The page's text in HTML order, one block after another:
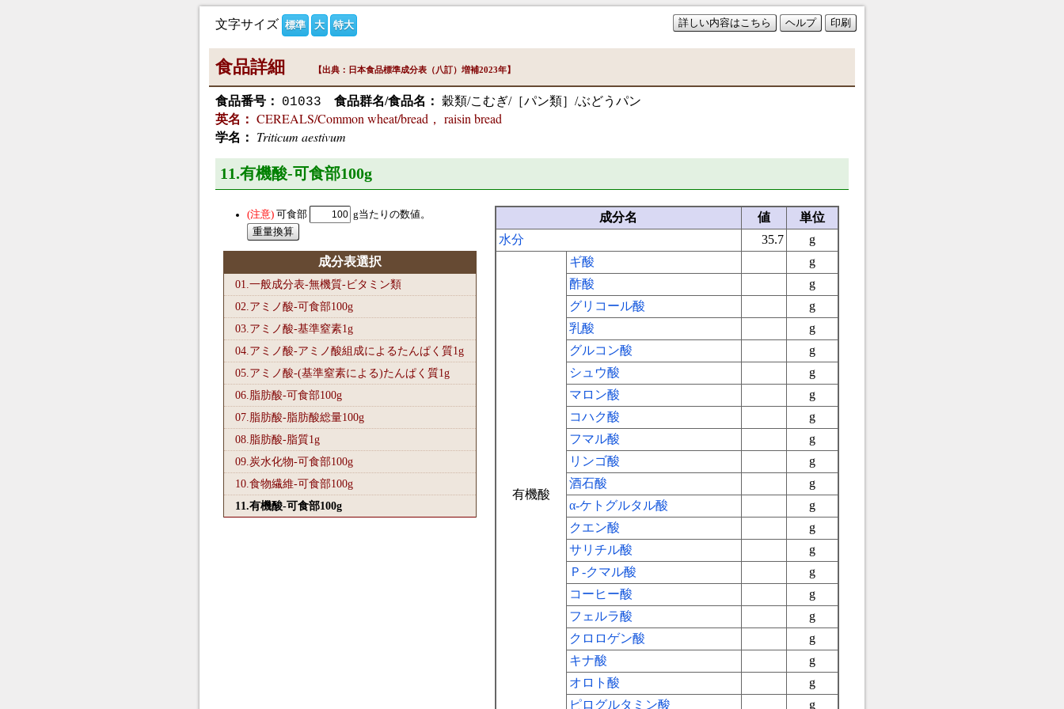
詳しい内容はこちら ヘルプ 印刷
文字サイズ 標準 大 特大
食品詳細 【出典：日本食品標準成分表（八訂）増補2023年】
食品番号： 01033 食品群名/食品名： 穀類/こむぎ/［パン類］/ぶどうパン
英名： CEREALS/Common wheat/bread， raisin bread
学名： Triticum aestivum
11.有機酸-可食部100g
可食部 g当たりの数値。
成分表選択
01.一般成分表-無機質-ビタミン類
02.アミノ酸-可食部100g
03.アミノ酸-基準窒素1g
04.アミノ酸-アミノ酸組成によるたんぱく質1g
05.アミノ酸-(基準窒素による)たんぱく質1g
06.脂肪酸-可食部100g
07.脂肪酸-脂肪酸総量100g
08.脂肪酸-脂質1g
09.炭水化物-可食部100g
10.食物繊維-可食部100g
11.有機酸-可食部100g
成分名 値
単位
水分
35.7 g
有機酸
ギ酸
g
酢酸
g
グリコール酸
g
乳酸
g
グルコン酸
g
シュウ酸
g
マロン酸
g
コハク酸
g
フマル酸
g
リンゴ酸
g
酒石酸
g
α-ケトグルタル酸
g
クエン酸
g
サリチル酸
g
Ｐ-クマル酸
g
コーヒー酸
g
フェルラ酸
g
クロロゲン酸
g
キナ酸
g
オロト酸
g
ピログルタミン酸
g